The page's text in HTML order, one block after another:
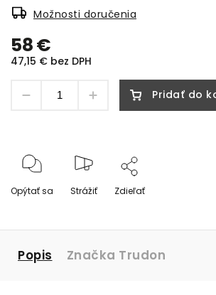
58 €
47,15 € bez DPH
Možnosti doručenia
Pridať do
Opýtať sa Strážiť Zdieľať
Popis Značka Trudon